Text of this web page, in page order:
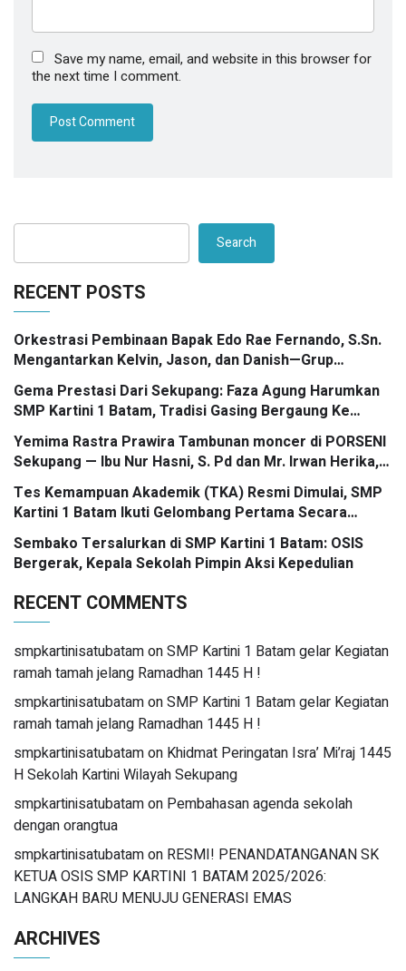
Save my name, email, and website in this browser for
the next time I comment.
Search
RECENT POSTS
Orkestrasi Pembinaan Bapak Edo Rae Fernando, S.Sn.
Mengantarkan Kelvin, Jason, dan Danish—Grup
Ansambel SMP Kartini 1 Batam—Kembali Menorehkan
Juara II FLS3N dalam Panggung Kompetisi Bergengsi
Gema Prestasi Dari Sekupang: Faza Agung Harumkan
SMP Kartini 1 Batam, Tradisi Gasing Bergaung Ke
Tingkat Kota
Yemima Rastra Prawira Tambunan moncer di PORSENI
Sekupang — Ibu Nur Hasni, S. Pd dan Mr. Irwan Herika,
M. Pd apresiasi prestasi emas yang menggema
Tes Kemampuan Akademik (TKA) Resmi Dimulai, SMP
Kartini 1 Batam Ikuti Gelombang Pertama Secara
Nasional
Sembako Tersalurkan di SMP Kartini 1 Batam: OSIS
Bergerak, Kepala Sekolah Pimpin Aksi Kepedulian
RECENT COMMENTS
smpkartinisatubatamonSMP Kartini 1 Batam gelar Kegiatan
ramah tamah jelang Ramadhan 1445 H !
smpkartinisatubatamonSMP Kartini 1 Batam gelar Kegiatan
ramah tamah jelang Ramadhan 1445 H !
smpkartinisatubatamon Khidmat Peringatan Isra’ Mi’raj 1445
H Sekolah Kartini Wilayah Sekupang
smpkartinisatubatamon Pembahasan agenda sekolah
dengan orangtua
smpkartinisatubatamon RESMI! PENANDATANGANAN SK
KETUA OSIS SMP KARTINI 1 BATAM 2025/2026:
LANGKAH BARU MENUJU GENERASI EMAS
ARCHIVES